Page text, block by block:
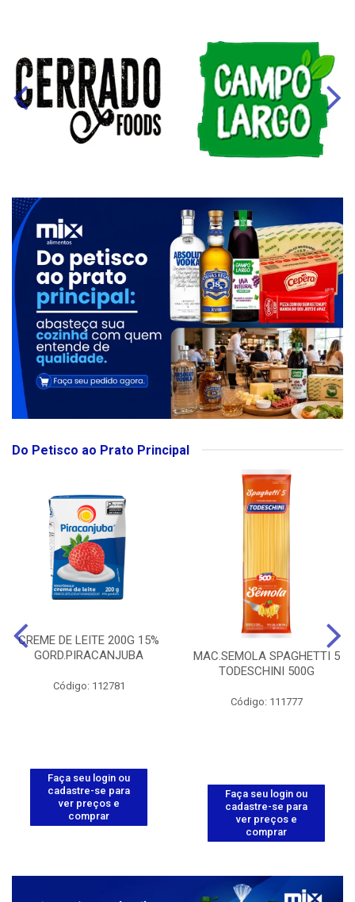
Do Petisco ao Prato Principal
CREME DE LEITE 200G 15%
GORD.PIRACANJUBA
Código: 112781
Faça seu login ou
cadastre-se para
ver preços e
comprar
MAC.SEMOLA SPAGHETTI 5
TODESCHINI 500G
Código: 111777
Faça seu login ou
cadastre-se para
ver preços e
comprar